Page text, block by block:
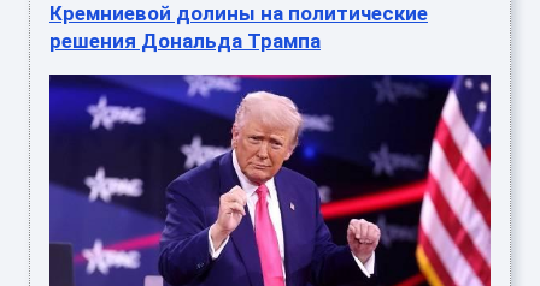
Кремниевой долины на политические
решения Дональда Трампа